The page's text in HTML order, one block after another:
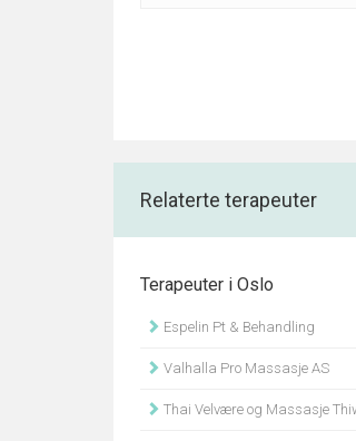
Relaterte terapeuter
Terapeuter i Oslo
Espelin Pt & Behandling
Valhalla Pro Massasje AS
Thai Velvære og Massasje Thiwaphan